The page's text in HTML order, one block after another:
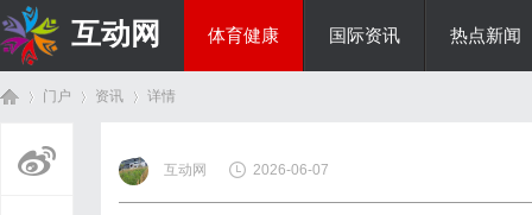
互动网 体育健康 国际资讯 热点新闻
门户 资讯
›
详情
互动网 2026-06-07